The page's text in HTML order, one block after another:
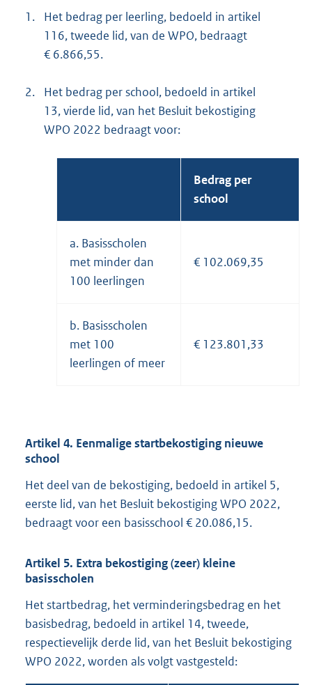
1.
Het bedrag per leerling, bedoeld in artikel
116, tweede lid, van de WPO, bedraagt
€ 6.866,55.
2.
Het bedrag per school, bedoeld in artikel
13, vierde lid, van het Besluit bekostiging
WPO 2022 bedraagt voor:
Bedrag per
school
a. Basisscholen
met minder dan
100 leerlingen
€ 102.069,35
b. Basisscholen
met 100
leerlingen of meer
€ 123.801,33
Artikel 4. Eenmalige startbekostiging nieuwe
school
Het deel van de bekostiging, bedoeld in artikel 5,
eerste lid, van het Besluit bekostiging WPO 2022,
bedraagt voor een basisschool € 20.086,15.
Artikel 5. Extra bekostiging (zeer) kleine
basisscholen
Het startbedrag, het verminderingsbedrag en het
basisbedrag, bedoeld in artikel 14, tweede,
respectievelijk derde lid, van het Besluit bekostiging
WPO 2022, worden als volgt vastgesteld: